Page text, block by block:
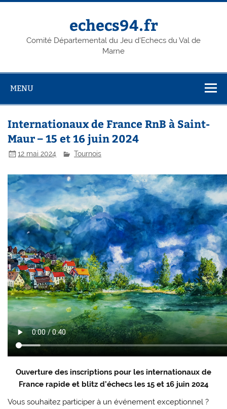
Skip
echecs94.fr
Comité Départemental du Jeu d'Echecs du Val de
Marne
MENU
Internationaux de France RnB à Saint-
Maur – 15 et 16 juin 2024
12 mai 2024 Tournois
Ouverture des inscriptions pour les internationaux de
France rapide et blitz d’échecs les 15 et 16 juin 2024
Vous souhaitez participer à un événement exceptionnel ?